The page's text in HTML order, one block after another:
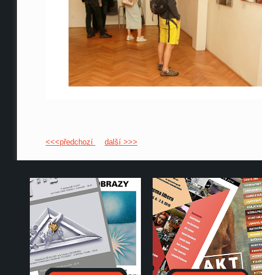
<<<předchozí další >>>